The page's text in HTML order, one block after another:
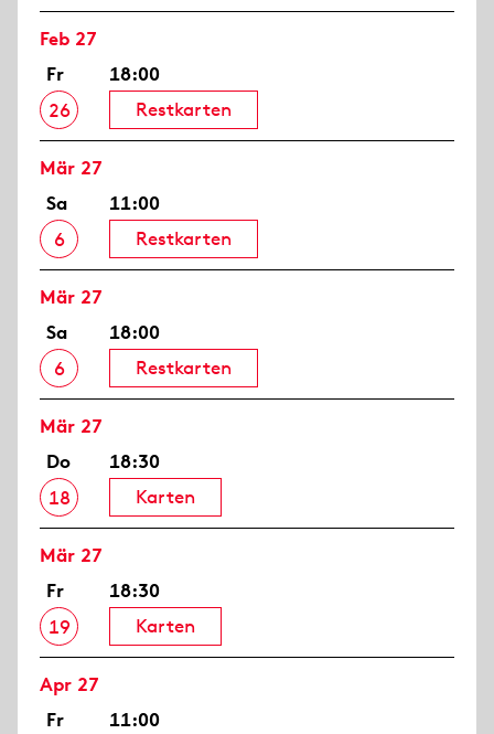
Feb 27
Fr
26
18:00
Restkarten
Mär 27
Sa
6
11:00
Restkarten
Mär 27
Sa
6
18:00
Restkarten
Mär 27
Do
18
18:30
Karten
Mär 27
Fr
19
18:30
Karten
Apr 27
Fr
11:00